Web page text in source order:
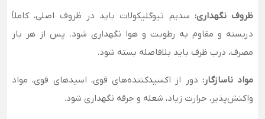
ظروف نگهداری: سدیم تیوگلیکولات باید در ظروف اصلی، کاملاً
دربسته و مقاوم به رطوبت و هوا نگهداری شود. پس از هر بار
مصرف، درب ظرف باید بلافاصله بسته شود.
مواد ناسازگار: دور از اکسیدکننده‌های قوی، اسیدهای قوی، مواد
واکنش‌پذیر، حرارت زیاد، شعله و جرقه نگهداری شود.